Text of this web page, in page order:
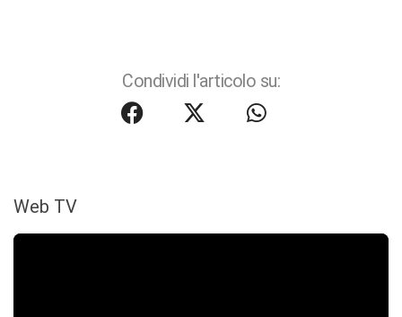
Condividi l'articolo su:
Web TV